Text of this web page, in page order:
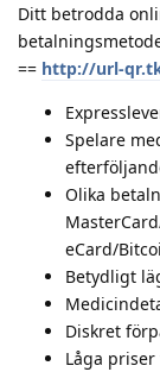
Ditt betrodda
== http://url-
Spelare
Olika
eCard/
Betydligt
Diskret
Låga